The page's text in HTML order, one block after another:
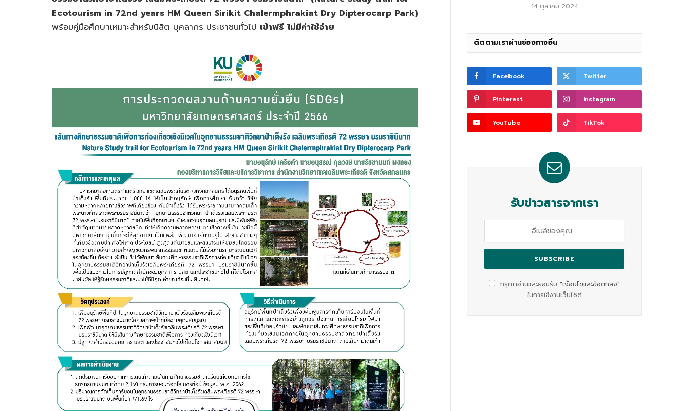
Ecotourism in 72nd years HM Queen Sirikit Chalermphrakiat Dry Dipterocarp Park)
พร้อมคู่มือศึกษาเหมาะสำหรับนิสิต บุคลากร ประชาชนทั่วไป เข้าฟรี ไม่มีค่าใช้จ่าย
14 ตุลาคม 2024
ติดตามเราผ่านช่องทางอื่น
Facebook Twitter
Pinterest Instagram
YouTube TikTok
รับข่าวสารจากเรา
กรุณาอ่านและยอมรับ "เงื่อนไขและข้อตกลง"
ในการใช้งานเว็บไซต์